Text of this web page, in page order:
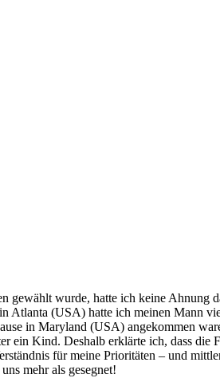
gewählt wurde, hatte ich keine Ahnung
Atlanta (USA) hatte ich meinen Mann
in Maryland (USA) angekommen
ein Kind. Deshalb erklärte ich, dass die
für meine Prioritäten – und
mehr als gesegnet!